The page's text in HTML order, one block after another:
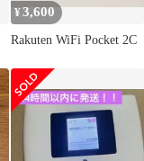
¥3,600
Rakuten WiFi Pocket 2C